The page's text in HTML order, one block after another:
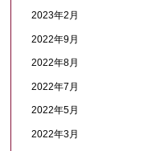
2023年2月
2022年9月
2022年8月
2022年7月
2022年5月
2022年3月